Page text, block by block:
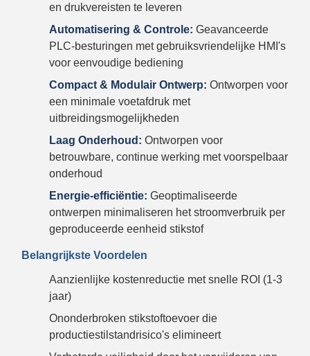
en drukvereisten te leveren
Automatisering & Controle: Geavanceerde
PLC-besturingen met gebruiksvriendelijke HMI's
voor eenvoudige bediening
Compact & Modulair Ontwerp: Ontworpen voor
een minimale voetafdruk met
uitbreidingsmogelijkheden
Laag Onderhoud: Ontworpen voor
betrouwbare, continue werking met voorspelbaar
onderhoud
Energie-efficiëntie: Geoptimaliseerde
ontwerpen minimaliseren het stroomverbruik per
geproduceerde eenheid stikstof
Belangrijkste Voordelen
Aanzienlijke kostenreductie met snelle ROI (1-3
jaar)
Ononderbroken stikstoftoevoer die
productiestilstandrisico's elimineert